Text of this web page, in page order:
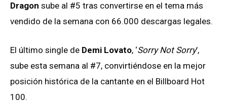
Dragon sube al #5 tras convertirse en el tema más
vendido de la semana con 66.000 descargas legales.
El último single de Demi Lovato, ‘Sorry Not Sorry’,
sube esta semana al #7, convirtiéndose en la mejor
posición histórica de la cantante en el Billboard Hot
100.